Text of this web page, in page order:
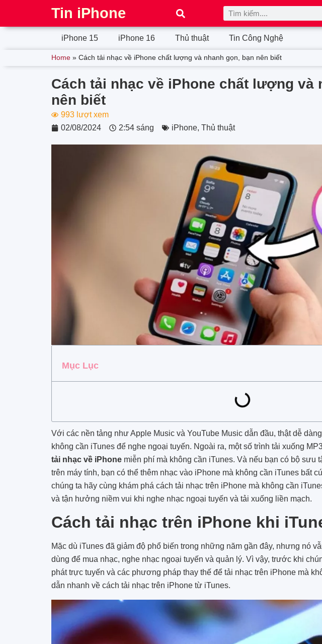
Tin iPhone
iPhone 15 iPhone 16 Thủ thuật Tin Công Nghệ
Home » Cách tải nhạc về iPhone chất lượng và nhanh gọn, bạn nên biết
Cách tải nhạc về iPhone chất lượng và
nên biết
993 lượt xem
02/08/2024
2:54 sáng iPhone, Thủ thuật
Mục Lục
Với các nền tảng như Apple Music và YouTube Music dẫn đầu, thật dễ
không cần iTunes để nghe ngoại tuyến. Ngoài ra, một số trình tải xuống
tải nhạc về iPhone miễn phí mà không cần iTunes. Và nếu bạn có bộ sưu
trên máy tính, bạn có thể thêm nhạc vào iPhone mà không cần iTunes bất
chúng ta hãy cùng khám phá cách tải nhạc trên iPhone mà không cần
và tận hưởng niềm vui khi nghe nhạc ngoại tuyến và tải xuống liền mạch.
Cách tải nhạc trên iPhone khi
Mặc dù iTunes đã giảm độ phổ biến trong những năm gần đây, nhưng nó
dùng để mua nhạc, nghe nhạc ngoại tuyến và quản lý. Vì vậy, trước khi
phát trực tuyến và các phương pháp thay thế để tải nhạc trên iPhone mà
dẫn nhanh về cách tải nhạc trên iPhone từ iTunes.